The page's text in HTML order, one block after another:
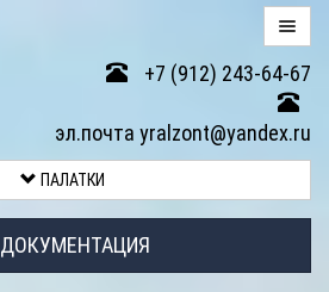
+7 (912) 243-64-67
эл.почта yralzont@yandex.ru
ПАЛАТКИ
ДОКУМЕНТАЦИЯ